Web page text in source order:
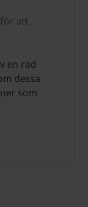
att
en rad
dessa
som